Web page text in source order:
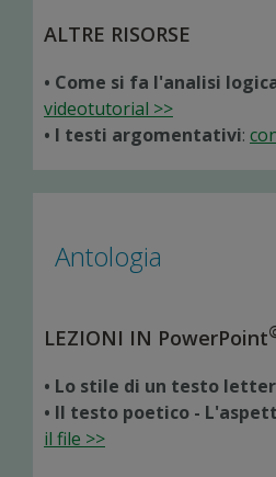
ALTRE RISORSE
• Come si fa l'analisi
videotutorial >>
• I testi argomentativi:
Antologia
LEZIONI IN PowerPoint
• Lo stile di un testo
• Il testo poetico -
il file >>